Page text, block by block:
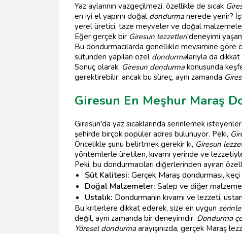
Yaz aylarının vazgeçilmezi, özellikle de sıcak
en iyi el yapımı doğal dondurmanerede yenir?
yerel üretici, taze meyveler ve doğal
Eğer gerçek bir Giresun lezzetlerideneyimi
Bu dondurmacılarda genellikle mevsimine göre
sütünden yapılan özel dondurmalarıyla da
Sonuç olarak, Giresun dondurmakonusunda
gerektirebilir; ancak bu süreç, aynı zamanda
Giresun En Meşhur Maraş
Giresun'da yaz sıcaklarında serinlemek
şehirde birçok popüler adres bulunuyor. Peki,
Öncelikle şunu belirtmek gerekir ki, Giresun
yöntemlerle üretilen, kıvamı yerinde ve
Peki, bu dondurmacıları diğerlerinden ayıran
Süt Kalitesi: Gerçek Maraş dondurması, keçi
Doğal Malzemeler: Salep ve diğer
Ustalık: Dondurmanın kıvamı ve lezzeti,
Bu kriterlere dikkat ederek, size en uygun
değil, aynı zamanda bir deneyimdir. Dondurma
Yöresel dondurmaarayışınızda, gerçek Maraş